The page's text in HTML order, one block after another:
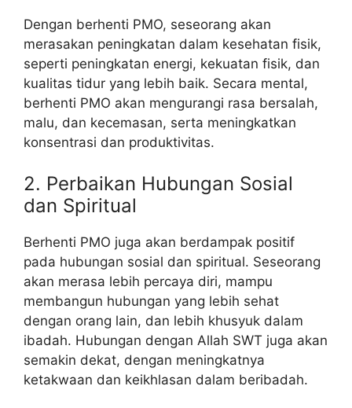
Dengan berhenti PMO, seseorang akan
merasakan peningkatan dalam kesehatan fisik,
seperti peningkatan energi, kekuatan fisik, dan
kualitas tidur yang lebih baik. Secara mental,
berhenti PMO akan mengurangi rasa bersalah,
malu, dan kecemasan, serta meningkatkan
konsentrasi dan produktivitas.
2. Perbaikan Hubungan Sosial
dan Spiritual
Berhenti PMO juga akan berdampak positif
pada hubungan sosial dan spiritual. Seseorang
akan merasa lebih percaya diri, mampu
membangun hubungan yang lebih sehat
dengan orang lain, dan lebih khusyuk dalam
ibadah. Hubungan dengan Allah SWT juga akan
semakin dekat, dengan meningkatnya
ketakwaan dan keikhlasan dalam beribadah.